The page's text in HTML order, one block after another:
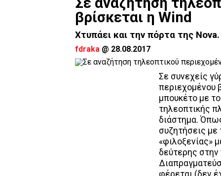
βρίσκεται η Wind
Χτυπάει και την πόρτα της Nova.
fdraka @ 28.08.2017
Σε συνεχείς
περιεχομένου
μπουκέτο με
τηλεοπτικής
διάστημα.
συζητήσεις με
«φιλοξενίας»
δεύτερης
φέρεται (δεν